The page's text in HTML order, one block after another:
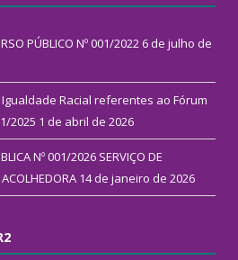
PÚBLICO Nº 001/2022 6 de julho de
Racial referentes ao Fórum
2025 1 de abril de 2026
Nº 001/2026 SERVIÇO DE
14 de janeiro de 2026